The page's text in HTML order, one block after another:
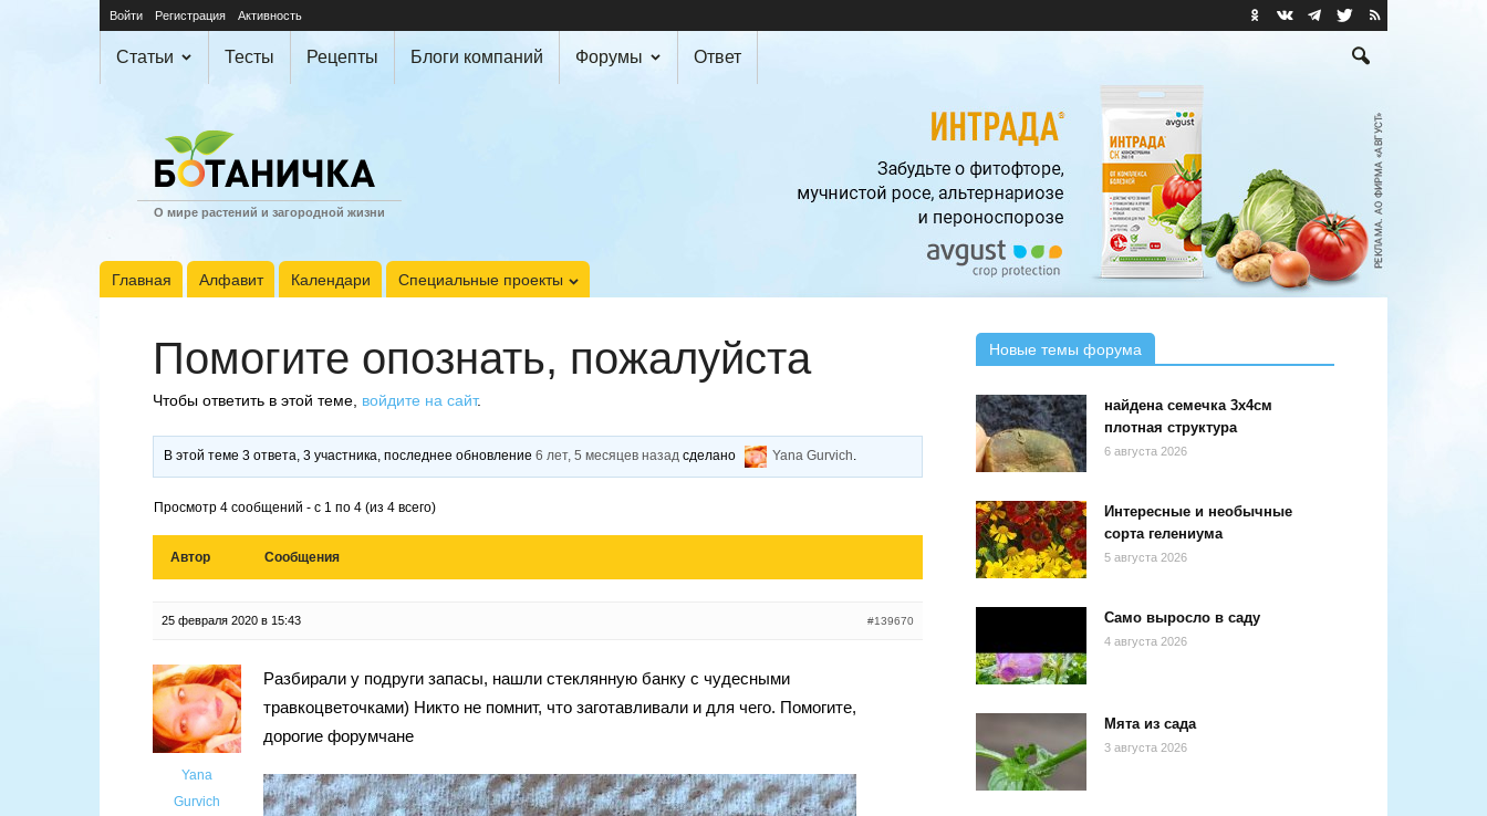
Войти Регистрация Активность
Статьи Тесты Рецепты Блоги компаний Форумы Ответ
О мире растений и загородной жизни
Главная Алфавит Календари Специальные проекты
Помогите опознать, пожалуйста
Чтобы ответить в этой теме, войдите на сайт.
В этой теме 3 ответа, 3 участника, последнее обновление6 лет, 5 месяцев назад сделано Yana Gurvich.
Просмотр 4 сообщений - с 1 по 4 (из 4 всего)
Автор Сообщения
25 февраля 2020 в 15:43 #139670
Yana
Gurvich
Разбирали у подруги запасы, нашли стеклянную банку с чудесными
травкоцветочками) Никто не помнит, что заготавливали и для чего. Помогите,
дорогие форумчане
Новые темы форума
найдена семечка 3х4см
плотная структура
6 августа 2026
Интересные и необычные
сорта гелениума
5 августа 2026
Само выросло в саду
4 августа 2026
Мята из сада
3 августа 2026